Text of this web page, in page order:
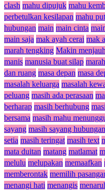
clash mahu dipujuk mahu
perbetulkan kesilapan mahu
hubungan main main cinta
main saja mak ayah cerai mak
marah tengking Makin menjauh
manis manusia buat silap marah
dan ruang masa depan masa
masalah keluarga masalah
peluang masih ada perasaan
berharap masih berhubung
bersama masih mahu
sayang masih sayang hubungan
setia masih teringat masih text
mata duitan matang matlamat
melulu melupakan memaafkan
memberontak memilih
menangi hati menangis